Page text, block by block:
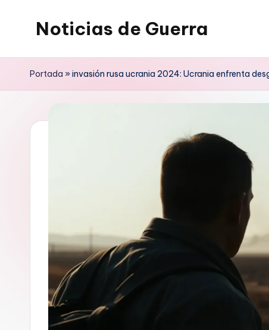
Noticias de Guerra
Portada »invasión rusa ucrania 2024: Ucrania enfrenta